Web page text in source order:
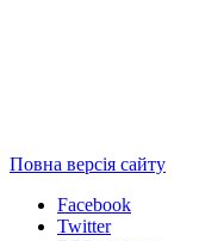
Повна версія сайту
Facebook
Twitter